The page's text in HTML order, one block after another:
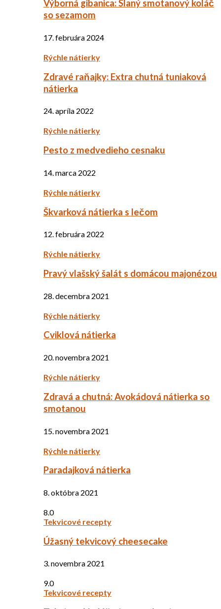
Výborná gibanica: Slaný smotanový koláč
so sezamom
17. februára 2024
Rýchle nátierky
Zdravé raňajky: Extra chutná tuniaková
nátierka
24. apríla 2022
Rýchle nátierky
Pesto z medvedieho cesnaku
14. marca 2022
Rýchle nátierky
Škvarková nátierka s lečom
12. februára 2022
Rýchle nátierky
Pravý vlašský šalát s domácou majonézou
28. decembra 2021
Rýchle nátierky
Cviklová nátierka
20. novembra 2021
Rýchle nátierky
Zdravá a chutná: Avokádová nátierka so
smotanou
15. novembra 2021
Rýchle nátierky
Paradajková nátierka
8. októbra 2021
8.0
Tekvicové recepty
Úžasný tekvicový cheesecake
3. novembra 2021
9.0
Tekvicové recepty